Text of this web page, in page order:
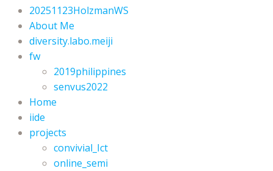
20251123HolzmanWS
About Me
diversity.labo.meiji
fw
2019philippines
senvus2022
Home
iide
projects
convivial_Ict
online_semi